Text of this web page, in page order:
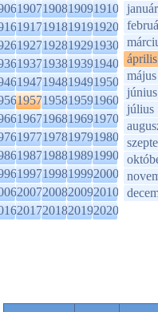
1907190819091910
1917191819191920
1927192819291930
1937193819391940
1947194819491950
1957195819591960
1967196819691970
1977197819791980
1987198819891990
1997199819992000
2007200820092010
2017201820192020
január
április
május
június
július